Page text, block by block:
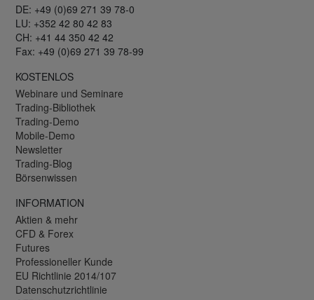
DE: +49 (0)69 271 39 78-0
LU: +352 42 80 42 83
CH: +41 44 350 42 42
Fax: +49 (0)69 271 39 78-99
KOSTENLOS
Webinare und Seminare
Trading-Bibliothek
Trading-Demo
Mobile-Demo
Newsletter
Trading-Blog
Börsenwissen
INFORMATION
Aktien & mehr
CFD & Forex
Futures
Professioneller Kunde
EU Richtlinie 2014/107
Datenschutzrichtlinie